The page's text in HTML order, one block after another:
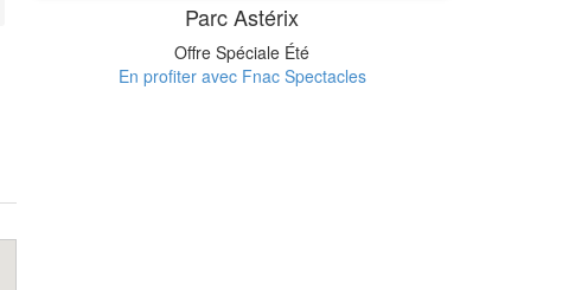
Parc Astérix
Offre Spéciale Été
En profiter avec Fnac Spectacles